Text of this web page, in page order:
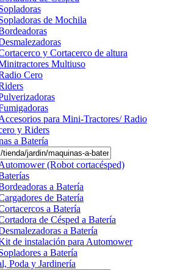
de Mochila
y Cortacerco de altura
Multiuso
Cero
para Mini-Tractores/ Radio
y Riders
a Batería
(Robot cortacésped)
a Batería
de Batería
a Batería
de Césped a Batería
a Batería
de instalación para Automower
a Batería
Poda y Jardinería